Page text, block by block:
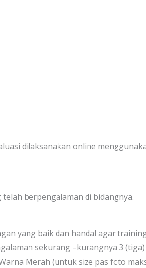
dilaksanakan online
berpengalaman di bidangnya.
yang baik dan handal agar
sekurang –kurangnya 3
Merah (untuk size pas foto